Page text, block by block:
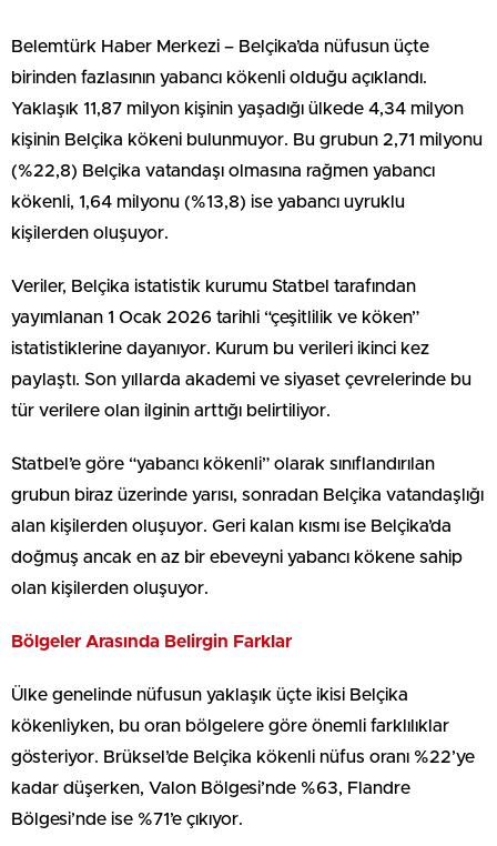
Belemtürk Haber Merkezi – Belçika’da nüfusun üçte
birinden fazlasının yabancı kökenli olduğu açıklandı.
Yaklaşık 11,87 milyon kişinin yaşadığı ülkede 4,34 milyon
kişinin Belçika kökeni bulunmuyor. Bu grubun 2,71 milyonu
(%22,8) Belçika vatandaşı olmasına rağmen yabancı
kökenli, 1,64 milyonu (%13,8) ise yabancı uyruklu
kişilerden oluşuyor.
Veriler, Belçika istatistik kurumu Statbel tarafından
yayımlanan 1 Ocak 2026 tarihli “çeşitlilik ve köken”
istatistiklerine dayanıyor. Kurum bu verileri ikinci kez
paylaştı. Son yıllarda akademi ve siyaset çevrelerinde bu
tür verilere olan ilginin arttığı belirtiliyor.
Statbel’e göre “yabancı kökenli” olarak sınıflandırılan
grubun biraz üzerinde yarısı, sonradan Belçika vatandaşlığı
alan kişilerden oluşuyor. Geri kalan kısmı ise Belçika’da
doğmuş ancak en az bir ebeveyni yabancı kökene sahip
olan kişilerden oluşuyor.
Bölgeler Arasında Belirgin Farklar
Ülke genelinde nüfusun yaklaşık üçte ikisi Belçika
kökenliyken, bu oran bölgelere göre önemli farklılıklar
gösteriyor. Brüksel’de Belçika kökenli nüfus oranı %22’ye
kadar düşerken, Valon Bölgesi’nde %63, Flandre
Bölgesi’nde ise %71’e çıkıyor.